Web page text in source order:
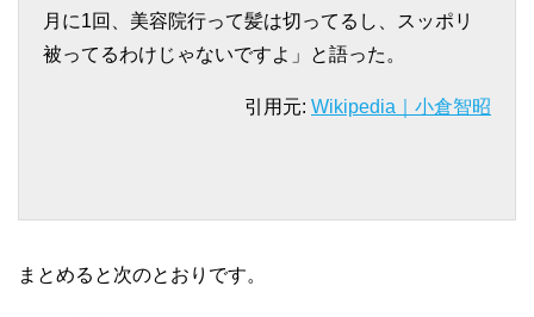
月に1回、美容院行って髪は切ってるし、スッポリ
被ってるわけじゃないですよ」と語った。
引用元: Wikipedia｜小倉智昭
まとめると次のとおりです。